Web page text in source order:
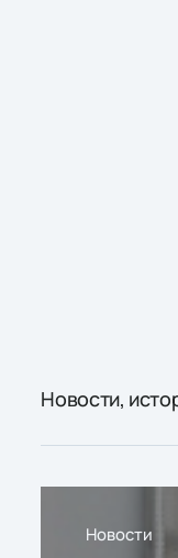
Новости,
Новости